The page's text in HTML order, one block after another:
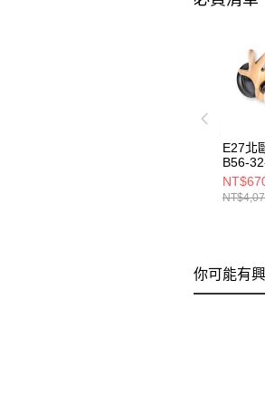
E27北
B56-
你可能有